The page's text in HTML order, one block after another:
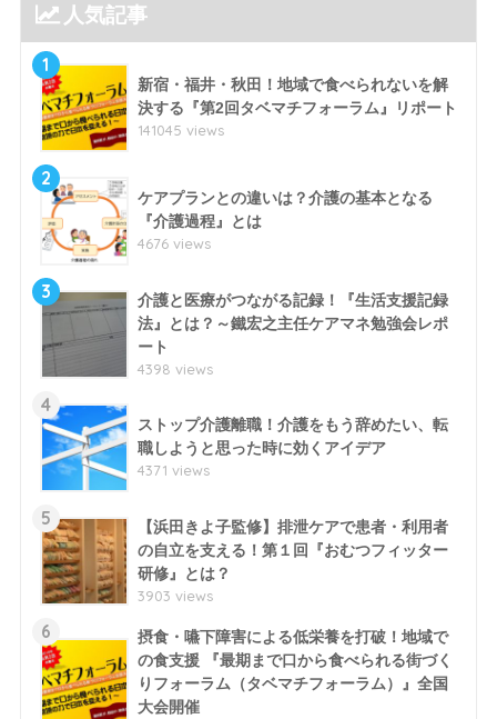
人気記事
1
新宿・福井・秋田！地域で食べられないを解
決する『第2回タベマチフォーラム』リポート
141045 views
2
ケアプランとの違いは？介護の基本となる
『介護過程』とは
4676 views
3
介護と医療がつながる記録！『生活支援記録
法』とは？～鐵宏之主任ケアマネ勉強会レポ
ート
4398 views
4
ストップ介護離職！介護をもう辞めたい、転
職しようと思った時に効くアイデア
4371 views
5
【浜田きよ子監修】排泄ケアで患者・利用者
の自立を支える！第１回『おむつフィッター
研修』とは？
3903 views
6
摂食・嚥下障害による低栄養を打破！地域で
の食支援 『最期まで口から食べられる街づく
りフォーラム（タベマチフォーラム）』全国
大会開催